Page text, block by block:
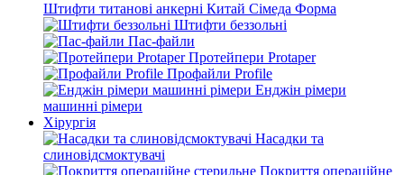
Штифти титанові анкерні Китай Сімеда Форма
Штифти беззольні
Пас-файли
Протейпери Protaper
Профайли Profile
Енджін рімери
машинні рімери
Хірургія
Насадки та
слиновідсмоктувачі
Покриття операційне